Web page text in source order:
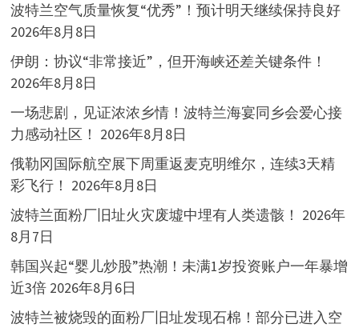
波特兰空气质量恢复“优秀”！预计明天继续保持良好
2026年8月8日
伊朗：协议“非常接近”，但开海峡还差关键条件！
2026年8月8日
一场悲剧，见证浓浓乡情！波特兰海宴同乡会爱心接
力感动社区！ 2026年8月8日
俄勒冈国际航空展下周重返麦克明维尔，连续3天精
彩飞行！ 2026年8月8日
波特兰面粉厂旧址火灾废墟中埋有人类遗骸！ 2026年
8月7日
韩国兴起“婴儿炒股”热潮！未满1岁投资账户一年暴增
近3倍 2026年8月6日
波特兰被烧毁的面粉厂旧址发现石棉！部分已进入空